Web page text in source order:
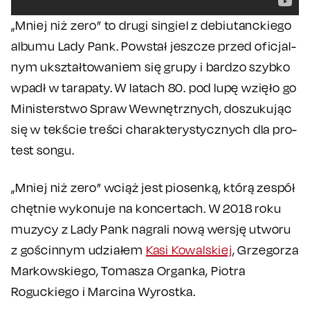
„Mniej niż zero” to drugi singiel z debiutanckiego
albumu Lady Pank. Powstał jeszcze przed oficjal-
nym ukształtowaniem się grupy i bardzo szybko
wpadł w tarapaty. W latach 80. pod lupę wzięło go
Ministerstwo Spraw Wewnętrznych, doszukując
się w tekście treści charakterystycznych dla pro-
test songu.
„Mniej niż zero” wciąż jest piosenką, którą zespół
chętnie wykonuje na koncertach. W 2018 roku
muzycy z Lady Pank nagrali nową wersję utworu
z gościnnym udziałem Kasi Kowalskiej, Grzegorza
Markowskiego, Tomasza Organka, Piotra
Roguckiego i Marcina Wyrostka.